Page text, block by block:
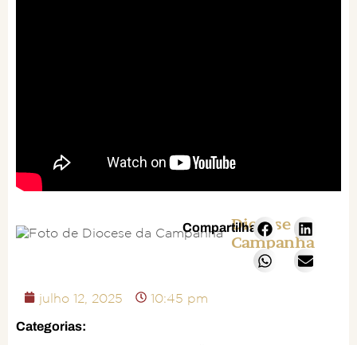
Diocese da
Campanha
Compartilhar:
julho 12, 2025 10:45 pm
Categorias: